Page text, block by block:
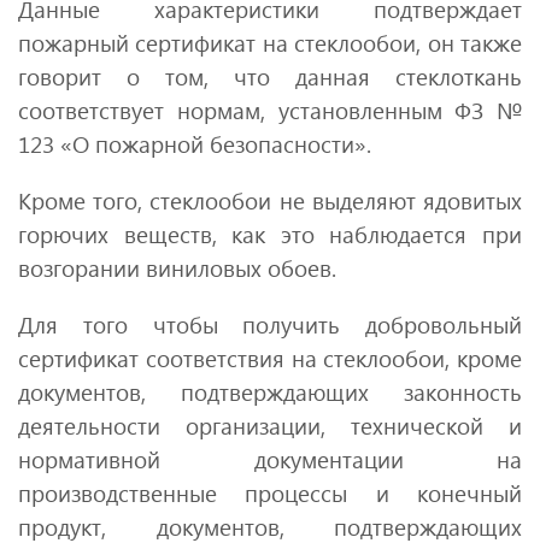
Данные характеристики подтверждает
пожарный сертификат на стеклообои, он также
говорит о том, что данная стеклоткань
соответствует нормам, установленным ФЗ №
123 «О пожарной безопасности».
Кроме того, стеклообои не выделяют ядовитых
горючих веществ, как это наблюдается при
возгорании виниловых обоев.
Для того чтобы получить добровольный
сертификат соответствия на стеклообои, кроме
документов, подтверждающих законность
деятельности организации, технической и
нормативной документации на
производственные процессы и конечный
продукт, документов, подтверждающих